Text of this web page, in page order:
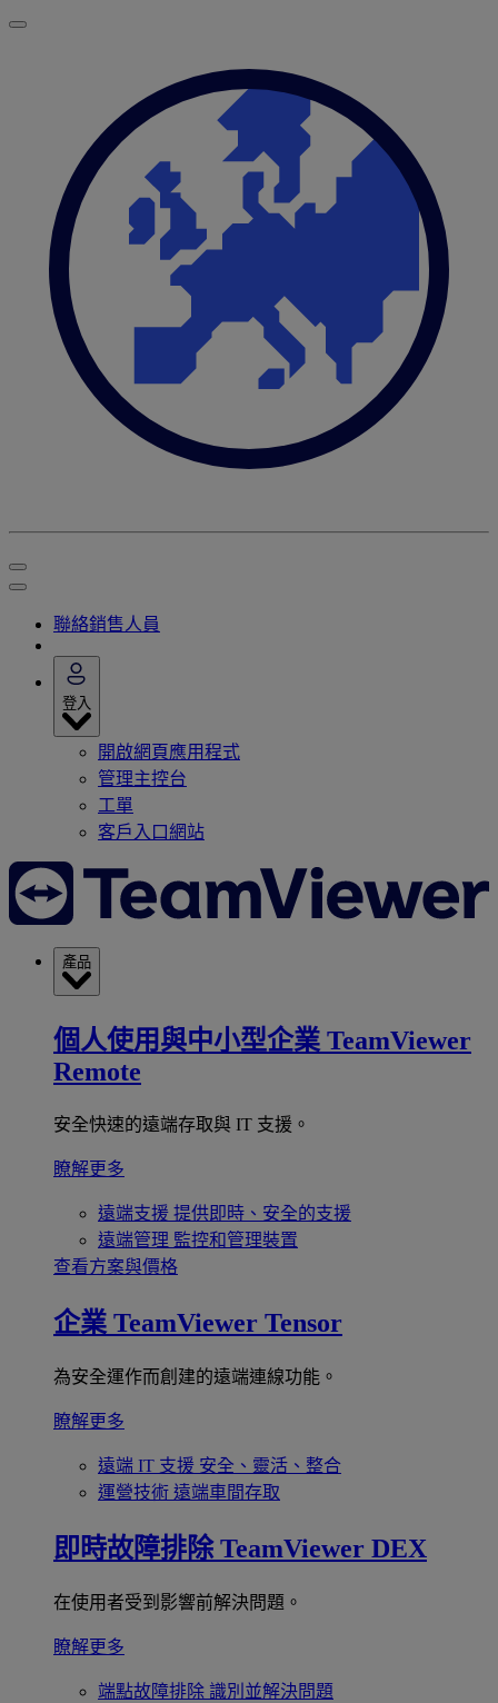
聯絡銷售人員
登入
開啟網頁應用程式
管理主控台
工單
客戶入口網站
產品
個人使用與中小型企業 TeamViewer
Remote
安全快速的遠端存取與 IT 支援。
瞭解更多
遠端支援 提供即時、安全的支援
遠端管理 監控和管理裝置
查看方案與價格
企業 TeamViewer Tensor
為安全運作而創建的遠端連線功能。
瞭解更多
遠端 IT 支援 安全、靈活、整合
運營技術 遠端車間存取
即時故障排除 TeamViewer DEX
在使用者受到影響前解決問題。
瞭解更多
端點故障排除 識別並解決問題